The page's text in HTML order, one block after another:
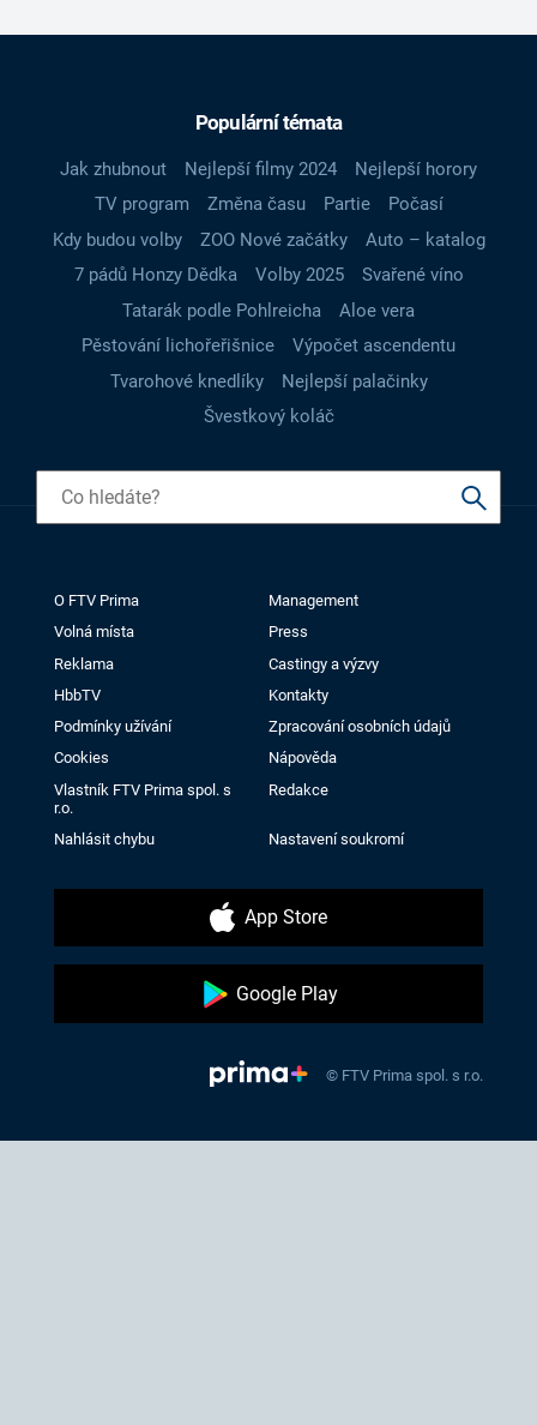
Populární témata
Jak zhubnout Nejlepší filmy 2024
Nejlepší horory
TV program
Změna času Partie
Počasí
Kdy budou volby
ZOO Nové začátky
Auto – katalog
7 pádů Honzy Dědka
Volby 2025
Svařené víno
Tatarák podle Pohlreicha
Aloe vera
Pěstování lichořeřišnice
Výpočet ascendentu
Tvarohové knedlíky
Nejlepší palačinky
Švestkový koláč
O FTV Prima
Management
Volná místa
Press
Reklama
Castingy a výzvy
HbbTV
Kontakty
Podmínky užívání
Zpracování osobních údajů
Cookies
Nápověda
Vlastník FTV Prima spol. s
r.o.
Redakce
Nahlásit chybu Nastavení soukromí
App Store
Google Play
© FTV Prima spol. s r.o.